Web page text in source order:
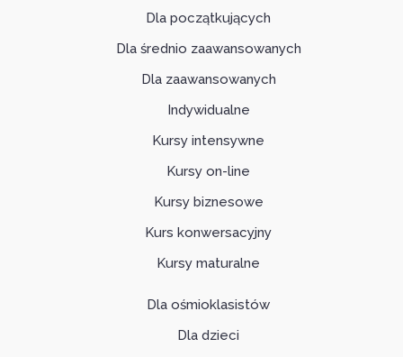
Dla początkujących
Dla średnio zaawansowanych
Dla zaawansowanych
Indywidualne
Kursy intensywne
Kursy on-line
Kursy biznesowe
Kurs konwersacyjny
Kursy maturalne
Dla ośmioklasistów
Dla dzieci